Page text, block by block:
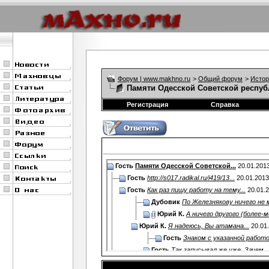
Форум | www.makhno.ru > Общий форум >
Памяти Одесской Советской
Регистрация Справка
Гость Памяти Одесской Советской...
Гость http://s017.radikal.ru/i419/13...
Гость Как раз пишу работу на тему...
Дубовик По Железнякову ничего не
Юрий К. А ничего другого (более-
Юрий К. Я надеюсь, Вы атамана...
Гость Знаком с указанной
Гость Так записывал же уже. Зачем...
Дополнительные ответы в